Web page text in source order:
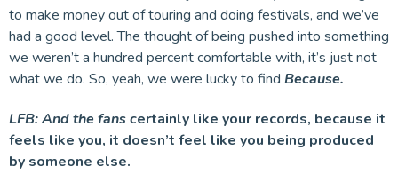
to make money out of touring and doing festivals, and we’ve
had a good level. The thought of being pushed into something
we weren’t a hundred percent comfortable with, it’s just not
what we do. So, yeah, we were lucky to find Because.
LFB:And the fans certainly like your records, because it
feels like you, it doesn’t feel like you being produced
by someone else.